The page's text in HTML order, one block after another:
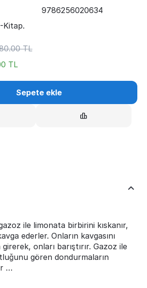
9786256020634
Kitap.
TL
TL
Sepete ekle
ile limonata birbirini kıskanır,
ederler. Onların kavgasını
onları barıştırır. Gazoz ile
gören dondurmaların
…